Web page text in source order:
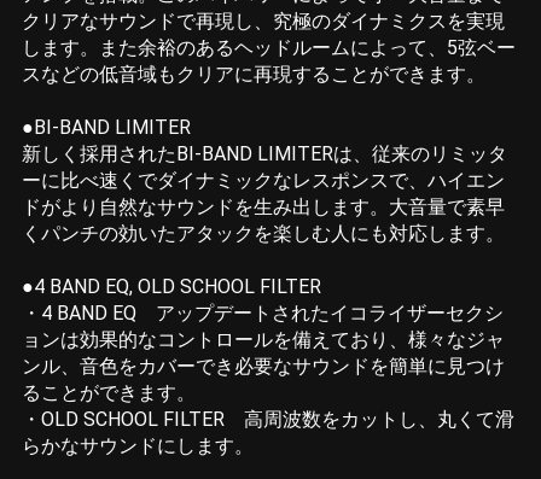
クリアなサウンドで再現し、究極のダイナミクスを実現
します。また余裕のあるヘッドルームによって、5弦ベー
スなどの低音域もクリアに再現することができます。
●BI-BAND LIMITER
新しく採用されたBI-BAND LIMITERは、従来のリミッタ
ーに比べ速くでダイナミックなレスポンスで、ハイエン
ドがより自然なサウンドを生み出します。大音量で素早
くパンチの効いたアタックを楽しむ人にも対応します。
●4 BAND EQ, OLD SCHOOL FILTER
・4 BAND EQ アップデートされたイコライザーセクシ
ョンは効果的なコントロールを備えており、様々なジャ
ンル、音色をカバーでき必要なサウンドを簡単に見つけ
ることができます。
・OLD SCHOOL FILTER 高周波数をカットし、丸くて滑
らかなサウンドにします。